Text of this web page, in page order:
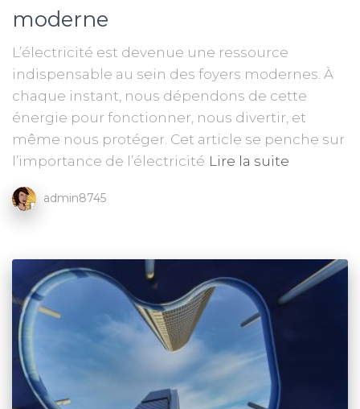
moderne
L’électricité est devenue une ressource
indispensable au sein des foyers modernes. À
chaque instant, nous dépendons de cette
énergie pour fonctionner, nous divertir, et
même nous protéger. Cet article se penche sur
l’importance de l’électricité Lire la suite
admin8745